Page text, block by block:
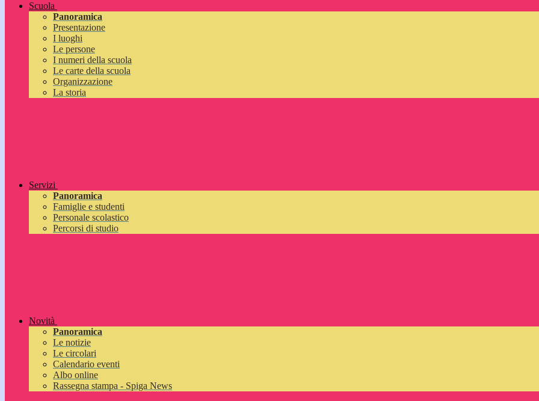
Scuola
Panoramica
Presentazione
I luoghi
Le persone
I numeri della scuola
Le carte della scuola
Organizzazione
La storia
Servizi
Panoramica
Famiglie e studenti
Personale scolastico
Percorsi di studio
Novità
Panoramica
Le notizie
Le circolari
Calendario eventi
Albo online
Rassegna stampa - Spiga News